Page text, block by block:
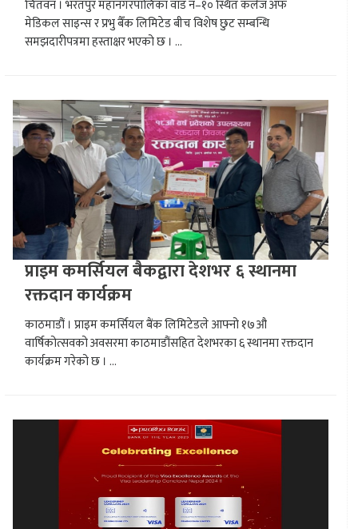
चितवन । भरतपुर महानगरपालिका वाड नं–१० स्थित कलेज अफ
मेडिकल साइन्स र प्रभु बैँक लिमिटेड बीच विशेष छुट सम्बन्धि
समझदारीपत्रमा हस्ताक्षर भएको छ । ...
प्राइम कमर्सियल बैकद्वारा देशभर ६ स्थानमा
रक्तदान कार्यक्रम
काठमाडौं । प्राइम कमर्सियल बैंक लिमिटेडले आफ्नो १७औ
वार्षिकोत्सवको अवसरमा काठमाडौंसहित देशभरका ६ स्थानमा रक्तदान
कार्यक्रम गरेको छ । ...